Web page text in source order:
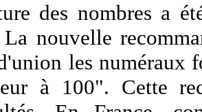
des nombres a
La nouvelle
les numéraux
à 100". Cette